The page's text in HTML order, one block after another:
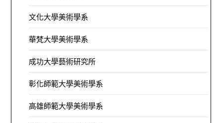
文化大學美術學系
華梵大學美術學系
成功大學藝術研究所
彰化師範大學美術學系
高雄師範大學美術學系